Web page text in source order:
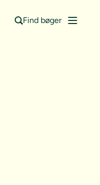
Find bøger